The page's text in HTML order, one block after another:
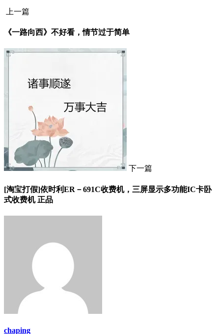
上一篇
《一路向西》不好看，情节过于简单
下一篇
[淘宝打假]依时利ER－691C收费机，三屏显示多功能IC卡卧
式收费机 正品
chaping